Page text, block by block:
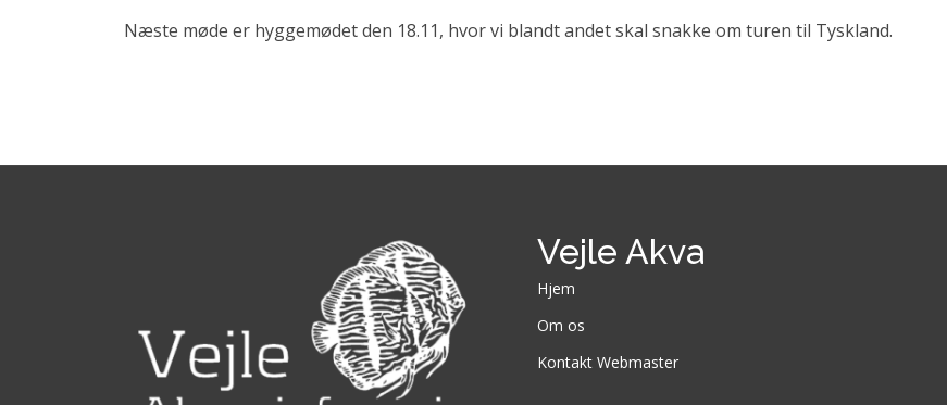
Næste møde er hyggemødet den 18.11, hvor vi blandt andet skal snakke om turen til Tyskland.
Vejle Akva
Hjem
Om os
Kontakt Webmaster